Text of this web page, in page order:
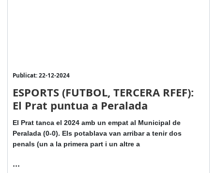
Publicat: 22-12-2024
ESPORTS (FUTBOL, TERCERA RFEF):
El Prat puntua a Peralada
El Prat tanca el 2024 amb un empat al Municipal de
Peralada (0-0). Els potablava van arribar a tenir dos
penals (un a la primera part i un altre a
...